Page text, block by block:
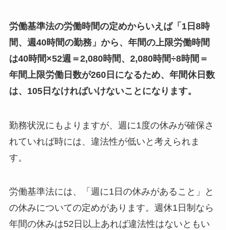
労働基準法の労働時間の定めからいえば「1日8時
間、週40時間の勤務」から、年間の上限労働時間
は40時間×52週＝2,080時間、2,080時間÷8時間＝
年間上限労働日数が260日になるため、年間休日数
は、105日なければいけないことになります。
勤務状況にもよりますが、週に1度の休みが確保さ
れていれば時には、違法性が低いと考えられま
す。
労働基準法には、「週に1日の休みがあること」と
の休みについての定めがあります。週休1日制なら
年間の休みは52日以上あれば違法性はないともい